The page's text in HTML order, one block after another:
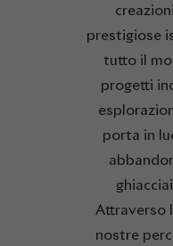
prestigiose
tutto il
progetti
porta in
Attraverso
nostre